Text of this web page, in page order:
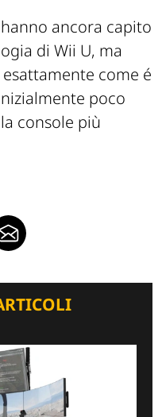
ancora capito
di Wii U, ma
come é
poco
console più